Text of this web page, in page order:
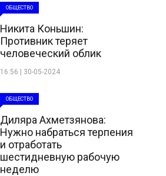
ОБЩЕСТВО
Никита Коньшин:
Противник теряет
человеческий облик
16:56 | 30-05-2024
ОБЩЕСТВО
Диляра Ахметзянова:
Нужно набраться терпения
и отработать
шестидневную рабочую
неделю